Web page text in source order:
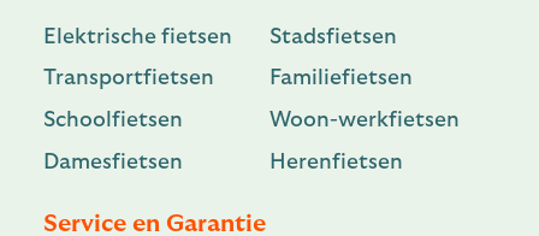
Elektrische fietsen
Stadsfietsen
Transportfietsen
Familiefietsen
Schoolfietsen
Woon-werkfietsen
Damesfietsen
Herenfietsen
Service en Garantie